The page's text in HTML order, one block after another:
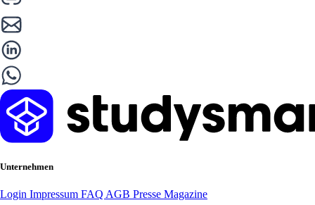
Unternehmen
Login Impressum FAQ AGB Presse Magazine